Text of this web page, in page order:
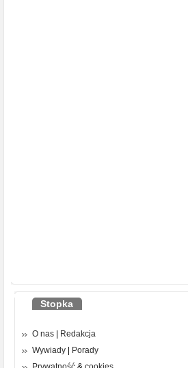
Stopka
O nas
Redakcja
Wywiady
Porady